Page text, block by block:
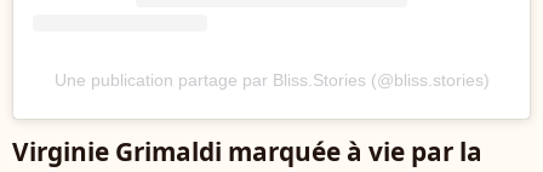
Une publication partage par Bliss.Stories (@bliss.stories)
Virginie Grimaldi marquée à vie par la